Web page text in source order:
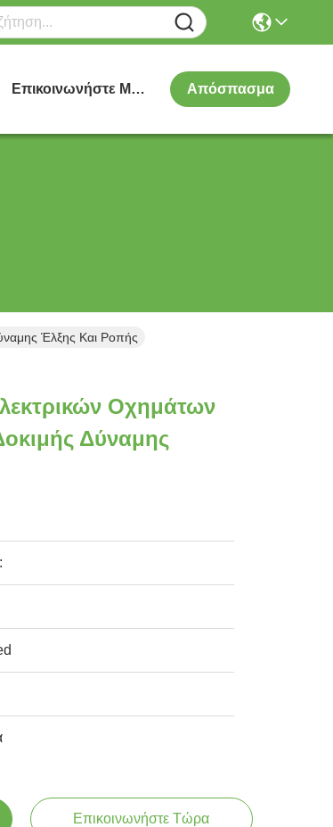
Επικοινωνήστε Μαζί Μας Απόσπασμα
Έλξης Και Ροπής
Οχημάτων
Δύναμης
Επικοινωνήστε Τώρα